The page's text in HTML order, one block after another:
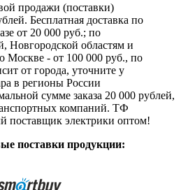
продажи (поставки)
Бесплатная доставка по
от 20 000 руб.; по
Новгородской областям и
Москве - от 100 000 руб., по
от города, уточните у
в регионы России
сумме заказа 20 000 рублей,
компаний. ТФ
поставщик электрики оптом!
поставки продукции: